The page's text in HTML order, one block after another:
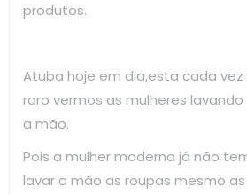
produtos.
Atuba hoje em dia,esta cada vez
raro vermos as mulheres
a mão.
Pois a mulher moderna já não
lavar a mão as roupas mesmo